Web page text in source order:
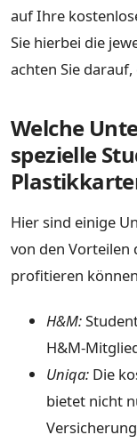
auf Ihre
Sie hierbei die
achten Sie
Welche
spezielle
Hier sind einige
von den Vorteilen
profitieren
H&M:
H&M-
Uniqa: Die
bietet nicht